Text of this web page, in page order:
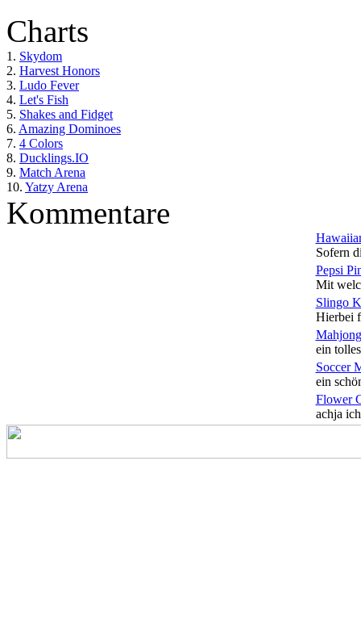
Charts
1. Skydom
2. Harvest Honors
3. Ludo Fever
4. Let's Fish
5. Shakes and Fidget
6. Amazing Dominoes
7. 4 Colors
8. Ducklings.IO
9. Match Arena
10. Yatzy Arena
Kommentare
Sofern
Pepsi
Mit
Slingo
Hierbei
ein
Soccer
ein
Flower
achja